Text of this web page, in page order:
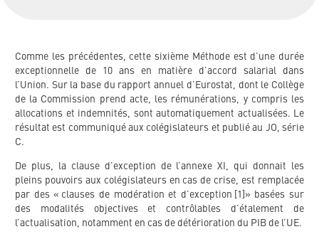
Comme les précédentes, cette sixième Méthode est d’une durée
exceptionnelle de 10 ans en matière d’accord salarial dans
l’Union. Sur la base du rapport annuel d’Eurostat, dont le Collège
de la Commission prend acte, les rémunérations, y compris les
allocations et indemnités, sont automatiquement actualisées. Le
résultat est communiqué aux colégislateurs et publié au JO, série
C.
De plus, la clause d’exception de l’annexe XI, qui donnait les
pleins pouvoirs aux colégislateurs en cas de crise, est remplacée
par des « clauses de modération et d’exception [1]» basées sur
des modalités objectives et contrôlables d’étalement de
l’actualisation, notamment en cas de détérioration du PIB de l’UE.